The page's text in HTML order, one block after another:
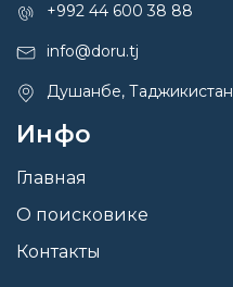
+992 44 600 38 88
info@doru.tj
Душанбе, Таджикистан
Инфо
Главная
О поисковике
Контакты